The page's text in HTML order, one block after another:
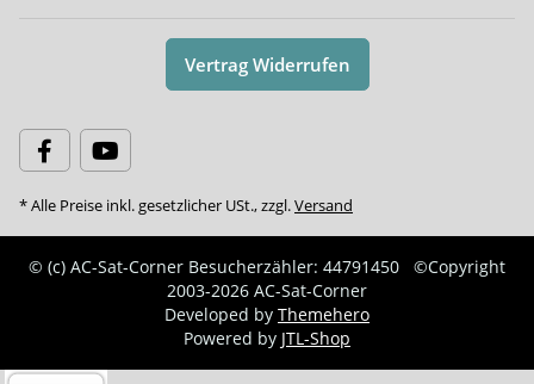
Vertrag Widerrufen
* Alle Preise inkl. gesetzlicher USt., zzgl.Versand
© (c) AC-Sat-Corner Besucherzähler: 44791450
©Copyright
2003-2026 AC-Sat-Corner
Developed by Themehero
Powered by JTL-Shop